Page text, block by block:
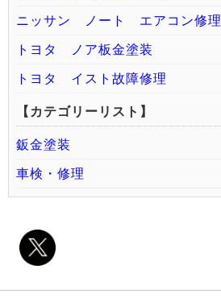
ニッサン ノート エアコン修理
トヨタ ノア板金塗装
トヨタ イスト故障修理
【カテゴリーリスト】
鈑金塗装
車検・修理